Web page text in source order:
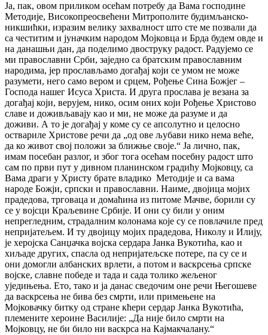
‍Ја, пак, овом приликом осећам потребу да Вама господине
Методије, Високопреосвећени Митрополите будимљанско-
никшићки, изразим велику захвалност што сте ме позвали да
са честитим и јуначким народом Мојковца и Брда будем овде и
на данашњи дан, да поделимо двоструку радост. Радујемо се
ми православни Срби, заједно са братским православним
народима, јер прослављамо догађај који се умом не може
разумети, него само вером и срцем, Рођење Сина Божјег –
Господа нашег Исуса Христа. И друга прослава је везана за
догађај који, верујем, нико, осим оних који Рођење Христово
славе и доживљавају као и ми, не може да разуме и да
доживи. А то је догађај у коме су се апсолутно и целосно
оствариле Христове речи да „од ове љубави нико нема веће,
да ко живот свој положи за ближње своје.“ Ја лично, пак,
имам посебан разлог, и због тога осећам посебну радост што
сам по први пут у дивном планинском градићу Мојковцу, са
Вама драги у Христу брате владико Методије и са вама
народе Божји, српски и православни. Наиме, двојица мојих
прадедова, трговаца и домаћина из питоме Мачве, борили су
се у војсци Краљевине Србије. И они су били у оним
непрегледним, страдалним колонама које су се повлачиле пред
непријатељем. И ту двојицу мојих прадедова, Николу и Илију,
је херојска Санџачка војска сердара Јанка Вукотића, као и
хиљаде других, спасла од непријатељске потере, па су се и
они домогли албанских врлети, а потом и васкрсења српске
војске, славне победе и тада и сада толико жељеног
уједињења. Ето, тако и ја данас сведочим оне речи Његошеве
да васкрсења не бива без смрти, или примењене на
Мојковачку битку од стране кћери сердар Јанка Вукотића,
племените хероине Василије: „Да није било смрти на
Мојковцу, не би било ни васкрса на Кајмакчалану.“